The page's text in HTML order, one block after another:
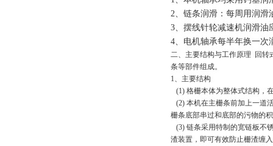
2、链条润滑：每周用润滑
3、摆线针轮减速机润滑油
4、电机轴承每半年换一次
二、主要结构与工作原理 回转
条等部件组成。
1、主要结构
(1) 格栅本体为整体式结构，
(2) 本机在主栅条前加上一道
栅条底部串过和底部的污物
(3) 链条采用特制的宽链板不
渣装置，即可有效防止栅渣缠